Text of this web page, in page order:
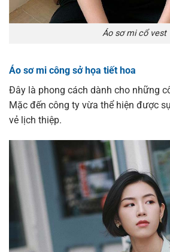
Áo sơ mi cổ vest
Áo sơ mi công sở họa tiết hoa
Đây là phong cách dành cho những
Mặc đến công ty vừa thể hiện được
vẻ lịch thiệp.